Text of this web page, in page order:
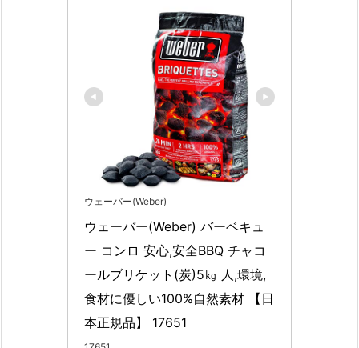
ウェーバー(Weber)
ウェーバー(Weber) バーベキュ
ー コンロ 安心,安全BBQ チャコ
ールブリケット(炭)5㎏ 人,環境,
食材に優しい100%自然素材 【日
本正規品】 17651